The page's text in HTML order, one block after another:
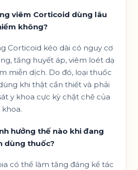
viêm Corticoid dùng lâu
không?
Corticoid kéo dài có nguy cơ
tăng huyết áp, viêm loét dạ
miễn dịch. Do đó, loại thuốc
khi thật cần thiết và phải
y khoa cực kỳ chặt chẽ của
hưởng thế nào khi đang
dùng thuốc?
có thể làm tăng đáng kể tác